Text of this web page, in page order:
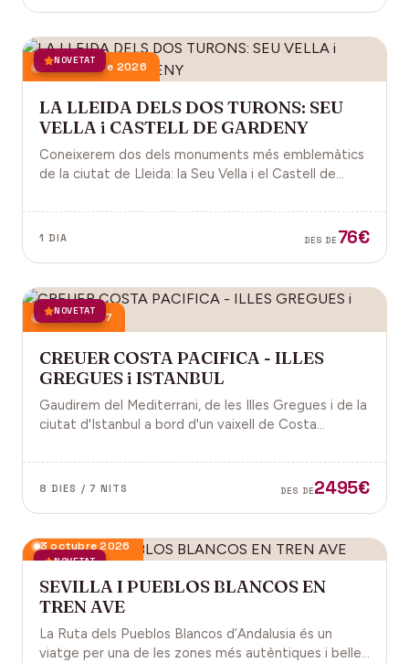
NOVETAT
21 novembre 2026
LA LLEIDA DELS DOS TURONS: SEU
VELLA i CASTELL DE GARDENY
Coneixerem dos dels monuments més emblemàtics
de la ciutat de Lleida: la Seu Vella i el Castell de
1 DIA DES DE 76€
NOVETAT
18 juny 2027
CREUER COSTA PACIFICA - ILLES
GREGUES i ISTANBUL
Gaudirem del Mediterrani, de les Illes Gregues i de la
ciutat d'Istanbul a bord d'un vaixell de Costa
8 DIES / 7 NITS DES DE2495€
NOVETAT
3 octubre 2026
SEVILLA I PUEBLOS BLANCOS EN
TREN AVE
La Ruta dels Pueblos Blancos d’Andalusia és un
viatge per una de les zones més autèntiques i belles